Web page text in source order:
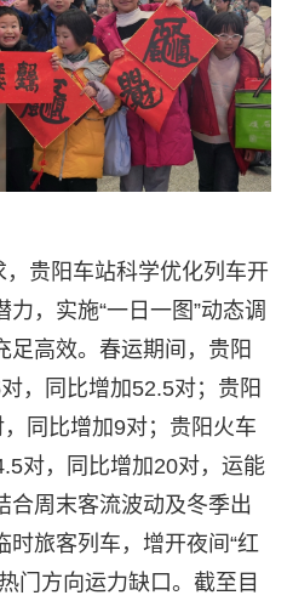
贵阳车站科学优化列车开
，实施“一日一图”动态调
足高效。春运期间，贵阳
，同比增加52.5对；贵阳
同比增加9对；贵阳火车
对，同比增加20对，运能
合周末客流波动及冬季出
旅客列车，增开夜间“红
门方向运力缺口。截至目